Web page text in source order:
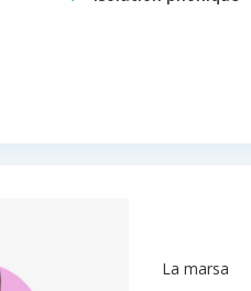
La marsa